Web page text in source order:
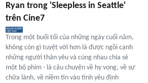
Ryan trong 'Sleepless in Seattle'
trên Cine7
Trong một buổi tối của những ngày cuối năm,
không còn gì tuyệt vời hơn là được ngồi cạnh
những người thân yêu và cùng nhau chia sẻ
một bộ phim - là câu chuyện về hy vọng, về sự
chữa lành, về niềm tin vào tình yêu định